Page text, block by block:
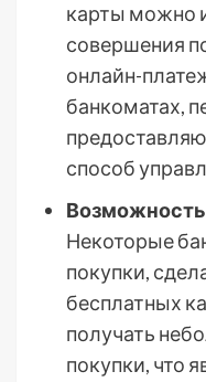
карты можно
совершения
онлайн-
банкоматах,
способ
Возможность
Некоторые
покупки,
бесплатных
получать
покупки, что